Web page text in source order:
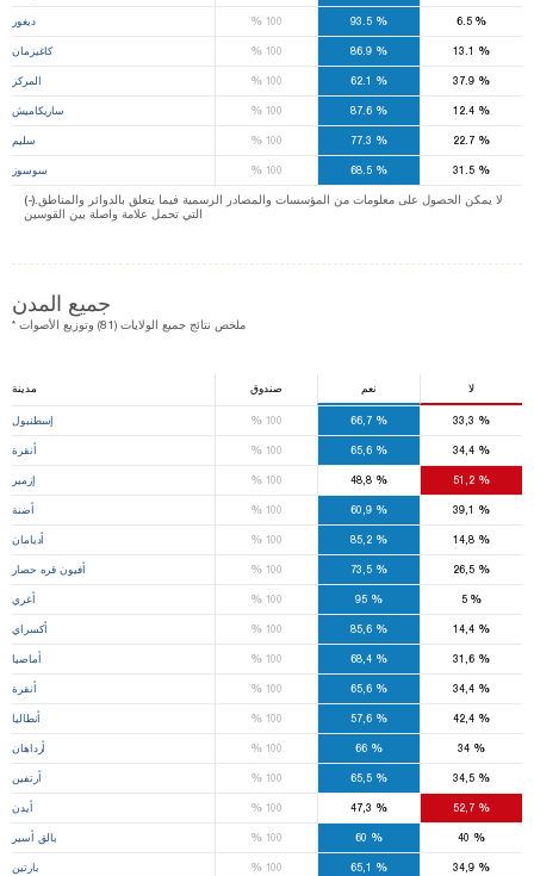
ديغور %100 %
93.5 %
6.5
كاغيزمان %100 %
86.9 %
المركز %100 % %
37.9
ساريكاميش %100 %
87.6 %
12.4
سليم %100 % %
22.7
سوسوز %100 %
68.5 %
31.5
(-).لا يمكن الحصول على معلومات من المؤسسات والمصادر الرسمية فيما يتعلق بالدوائر والمناطق
التي تحمل علامة واصلة بين القوسين
جميع المدن
* ملخص نتائج جميع الولايات (81) وتوزيع الأصوات
مدينة صندوق نعم لا
إسطنبول %100 %
66,7 %
أنقرة %100 %
65,6 %
34,4
إزمير %100 %
48,8 %
51,2
أضنة %100 %
60,9 %
أديامان %100 %
85,2 %
14,8
أفيون قره حصار %100 %
73,5 %
26,5
أغري %100 % %
5
أكسراي %100 %
85,6 %
14,4
أماصيا %100 %
68,4 %
31,6
أنقرة %100 %
65,6 %
34,4
أنطاليا %100 %
57,6 %
42,4
أرداهان %100 % %
أرتفين %100 %
65,5 %
34,5
أيدن %100 % %
52,7
بالق أسير %100 % %
بارتين %100 % %
34,9